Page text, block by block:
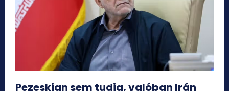
Pezeskian sem tudja, valóban Irán